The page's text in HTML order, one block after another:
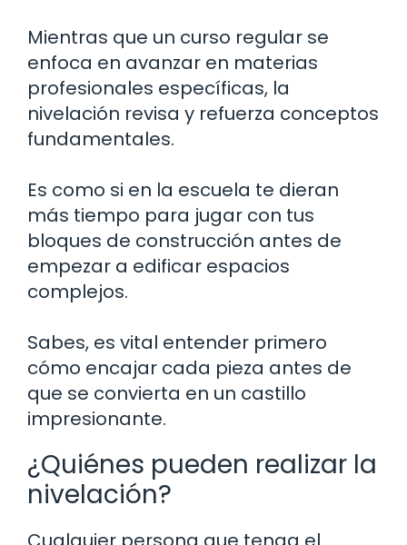
Mientras que un curso regular se
enfoca en avanzar en materias
profesionales específicas, la
nivelación revisa y refuerza conceptos
fundamentales.
Es como si en la escuela te dieran
más tiempo para jugar con tus
bloques de construcción antes de
empezar a edificar espacios
complejos.
Sabes, es vital entender primero
cómo encajar cada pieza antes de
que se convierta en un castillo
impresionante.
¿Quiénes pueden realizar la
nivelación?